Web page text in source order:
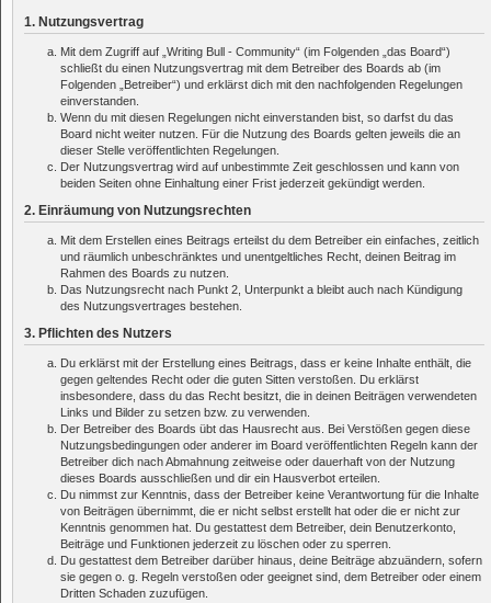
1. Nutzungsvertrag
Mit dem Zugriff auf „Writing Bull - Community“ (im Folgenden „das Board“)
schließt du einen Nutzungsvertrag mit dem Betreiber des Boards ab (im
Folgenden „Betreiber“) und erklärst dich mit den nachfolgenden Regelungen
einverstanden.
Wenn du mit diesen Regelungen nicht einverstanden bist, so darfst du das
Board nicht weiter nutzen. Für die Nutzung des Boards gelten jeweils die an
dieser Stelle veröffentlichten Regelungen.
Der Nutzungsvertrag wird auf unbestimmte Zeit geschlossen und kann von
beiden Seiten ohne Einhaltung einer Frist jederzeit gekündigt werden.
2. Einräumung von Nutzungsrechten
Mit dem Erstellen eines Beitrags erteilst du dem Betreiber ein einfaches, zeitlich
und räumlich unbeschränktes und unentgeltliches Recht, deinen Beitrag im
Rahmen des Boards zu nutzen.
Das Nutzungsrecht nach Punkt 2, Unterpunkt a bleibt auch nach Kündigung
des Nutzungsvertrages bestehen.
3. Pflichten des Nutzers
Du erklärst mit der Erstellung eines Beitrags, dass er keine Inhalte enthält, die
gegen geltendes Recht oder die guten Sitten verstoßen. Du erklärst
insbesondere, dass du das Recht besitzt, die in deinen Beiträgen verwendeten
Links und Bilder zu setzen bzw. zu verwenden.
Der Betreiber des Boards übt das Hausrecht aus. Bei Verstößen gegen diese
Nutzungsbedingungen oder anderer im Board veröffentlichten Regeln kann der
Betreiber dich nach Abmahnung zeitweise oder dauerhaft von der Nutzung
dieses Boards ausschließen und dir ein Hausverbot erteilen.
Du nimmst zur Kenntnis, dass der Betreiber keine Verantwortung für die Inhalte
von Beiträgen übernimmt, die er nicht selbst erstellt hat oder die er nicht zur
Kenntnis genommen hat. Du gestattest dem Betreiber, dein Benutzerkonto,
Beiträge und Funktionen jederzeit zu löschen oder zu sperren.
Du gestattest dem Betreiber darüber hinaus, deine Beiträge abzuändern, sofern
sie gegen o. g. Regeln verstoßen oder geeignet sind, dem Betreiber oder einem
Dritten Schaden zuzufügen.